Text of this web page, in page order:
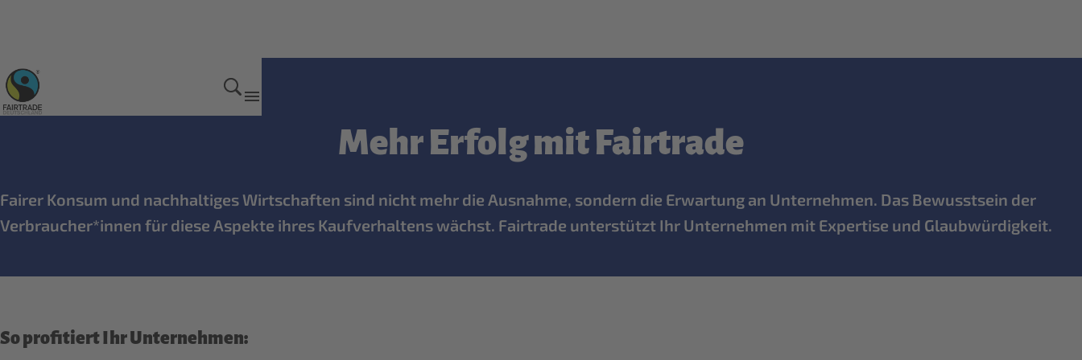
Für Unternehmen
Mehr Erfolg mit Fairtrade
Fairer Konsum und nachhaltiges Wirtschaften sind nicht mehr die Ausnahme, sondern die Erwartung an Unternehmen. Das Bewusstsein der
Verbraucher*innen für diese Aspekte ihres Kaufverhaltens wächst. Fairtrade unterstützt Ihr Unternehmen mit Expertise und Glaubwürdigkeit.
So profitiert Ihr Unternehmen: